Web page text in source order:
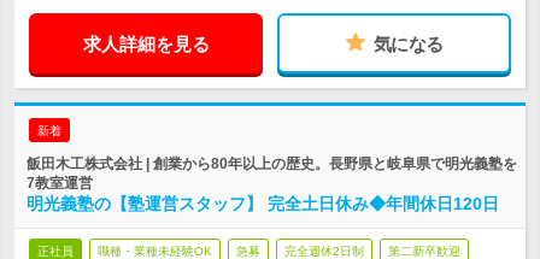
求人詳細を見る 気になる
新着
飯田木工株式会社 | 創業から80年以上の歴史。長野県と岐阜県で明光義塾を
7教室運営
明光義塾の【塾運営スタッフ】 完全土日休み◆年間休日120日
正社員 職種・業種未経験OK 急募 完全週休2日制 第二新卒歓迎